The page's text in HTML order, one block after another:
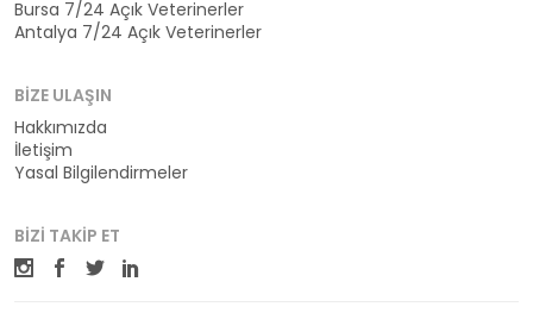
Bursa 7/24 Açık Veterinerler
Antalya 7/24 Açık Veterinerler
BIZE ULAŞIN
Hakkımızda
İletişim
Yasal Bilgilendirmeler
BIZI TAKIP ET